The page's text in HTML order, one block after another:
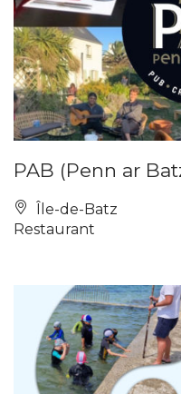
PAB (Penn ar
Île-de-Batz
Restaurant